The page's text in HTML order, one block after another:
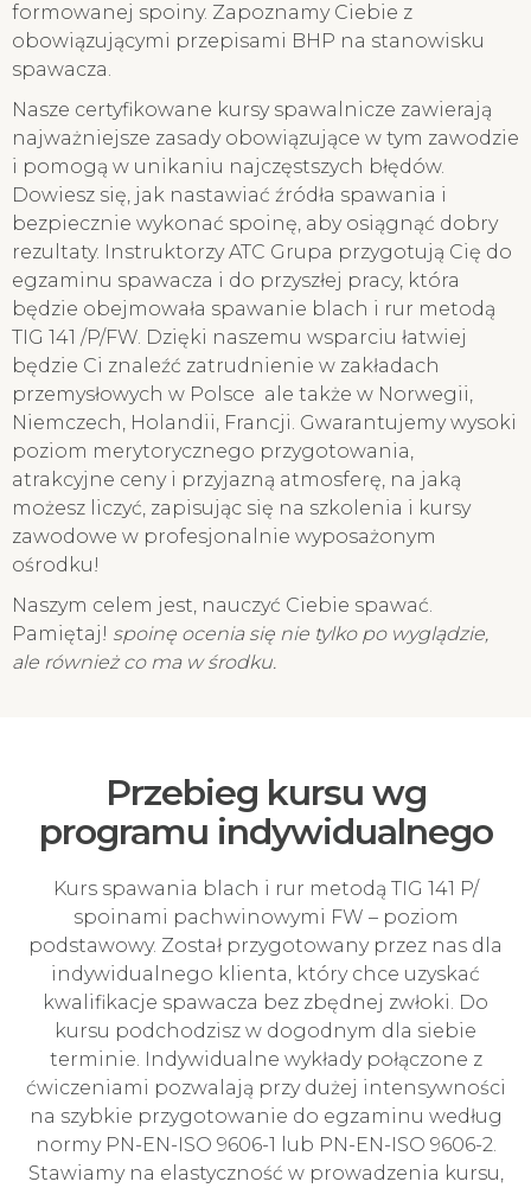
formowanej spoiny. Zapoznamy Ciebie z
obowiązującymi przepisami BHP na stanowisku
spawacza.
Nasze certyfikowane kursy spawalnicze zawierają
najważniejsze zasady obowiązujące w tym zawodzie
i pomogą w unikaniu najczęstszych błędów.
Dowiesz się, jak nastawiać źródła spawania i
bezpiecznie wykonać spoinę, aby osiągnąć dobry
rezultaty. Instruktorzy ATC Grupa przygotują Cię do
egzaminu spawacza i do przyszłej pracy, która
będzie obejmowała spawanie blach i rur metodą
TIG 141 /P/FW. Dzięki naszemu wsparciu łatwiej
będzie Ci znaleźć zatrudnienie w zakładach
przemysłowych w Polsce ale także w Norwegii,
Niemczech, Holandii, Francji. Gwarantujemy wysoki
poziom merytorycznego przygotowania,
atrakcyjne ceny i przyjazną atmosferę, na jaką
możesz liczyć, zapisując się na szkolenia i kursy
zawodowe w profesjonalnie wyposażonym
ośrodku!
Naszym celem jest, nauczyć Ciebie spawać.
Pamiętaj! spoinę ocenia się nie tylko po wyglądzie,
ale również co ma w środku.
Przebieg kursu wg
programu indywidualnego
Kurs spawania blach i rur metodą TIG 141 P/
spoinami pachwinowymi FW – poziom
podstawowy. Został przygotowany przez nas dla
indywidualnego klienta, który chce uzyskać
kwalifikacje spawacza bez zbędnej zwłoki. Do
kursu podchodzisz w dogodnym dla siebie
terminie. Indywidualne wykłady połączone z
ćwiczeniami pozwalają przy dużej intensywności
na szybkie przygotowanie do egzaminu według
normy PN-EN-ISO 9606-1 lub PN-EN-ISO 9606-2.
Stawiamy na elastyczność w prowadzenia kursu,